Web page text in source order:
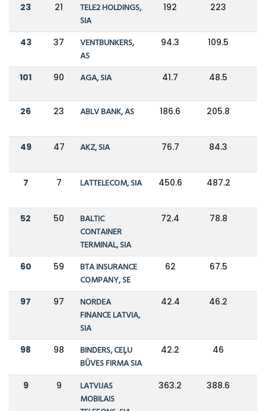
23 21
TELE2 HOLDINGS,
SIA
192 223
43 37
VENTBUNKERS,
AS
94.3 109.5
101 90 AGA, SIA 41.7 48.5
26 23 ABLV BANK, AS 186.6 205.8
49 47 AKZ, SIA 76.7 84.3
7 7 LATTELECOM, SIA 450.6 487.2
52 50
BALTIC
CONTAINER
TERMINAL, SIA
72.4 78.8
60 59
BTA INSURANCE
COMPANY, SE
62 67.5
97 97
NORDEA
FINANCE LATVIA,
SIA
42.4 46.2
98 98
BINDERS, CEĻU
BŪVES FIRMA SIA
42.2 46
9 9
LATVIJAS
MOBILAIS
363.2 388.6